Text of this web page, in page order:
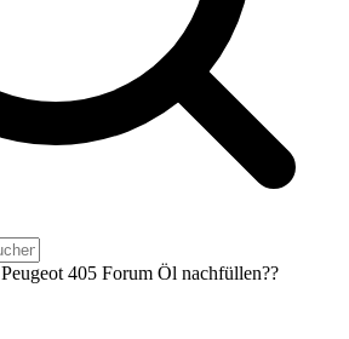
Peugeot 405 Forum Öl nachfüllen??